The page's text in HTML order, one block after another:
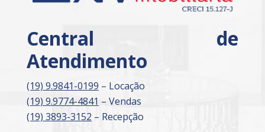
Central de
Atendimento
(19) 9.9841-0199 – Locação
(19) 9.9774-4841 – Vendas
(19) 3893-3152 – Recepção